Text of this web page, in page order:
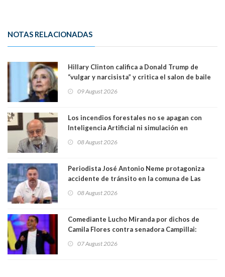
NOTAS RELACIONADAS
Hillary Clinton califica a Donald Trump de
“vulgar y narcisista” y critica el salon de baile
que construye en la Casa Blanca: “No es su
casa. Y la está destruyendo”
09 August 2026
Los incendios forestales no se apagan con
Inteligencia Artificial ni simulación en
computadores. Por Herbert Haltenhoff,
Magister en Asentamientos Humanos PUC
08 August 2026
Periodista José Antonio Neme protagoniza
accidente de tránsito en la comuna de Las
Condes. Queda apercibido ante la fiscalía
08 August 2026
Comediante Lucho Miranda por dichos de
Camila Flores contra senadora Campillai:
"Pensar que todo se consigue por pena es una
forma de quitar dignidad"
07 August 2026